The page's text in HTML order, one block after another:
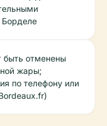
Борделе
быть отменены
жары;
по телефону или